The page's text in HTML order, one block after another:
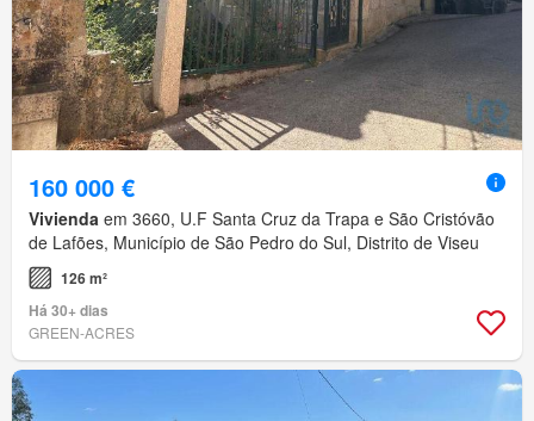
160 000 €
Vivienda em 3660, U.F Santa Cruz da Trapa e São Cristóvão
de Lafões, Município de São Pedro do Sul, Distrito de Viseu
126 m²
Há 30+ dias
GREEN-ACRES